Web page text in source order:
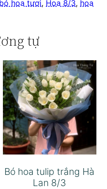
bó hoa tươi, Hoa 8/3, hoa
tự
Bó hoa tulip trắng Hà
Lan 8/3